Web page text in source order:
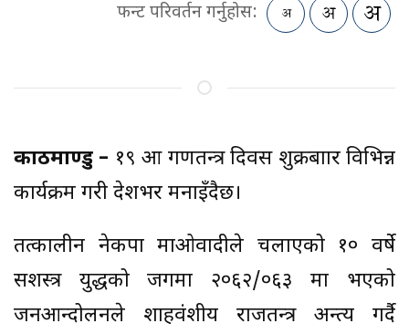
फन्ट परिवर्तन गर्नुहोस:
काठमाण्डु – १९ औं गणतन्त्र दिवस शुक्रबाार विभिन्न
कार्यक्रम गरी देशभर मनाइँदैछ।
तत्कालीन नेकपा माओवादीले चलाएको १० वर्षे
सशस्त्र युद्धको जगमा २०६२/०६३ मा भएको
जनआन्दोलनले शाहवंशीय राजतन्त्र अन्त्य गर्दै